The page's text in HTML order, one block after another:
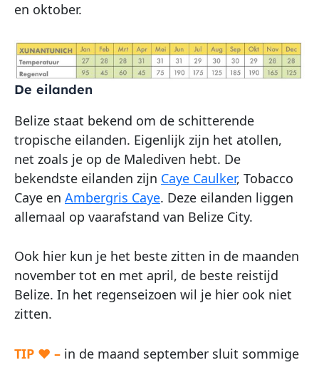
en oktober.
De eilanden
Belize staat bekend om de schitterende
tropische eilanden. Eigenlijk zijn het atollen,
net zoals je op de Malediven hebt. De
bekendste eilanden zijn Caye Caulker, Tobacco
Caye en Ambergris Caye. Deze eilanden liggen
allemaal op vaarafstand van Belize City.
Ook hier kun je het beste zitten in de maanden
november tot en met april, de beste reistijd
Belize. In het regenseizoen wil je hier ook niet
zitten.
TIP ♥ – in de maand september sluit sommige